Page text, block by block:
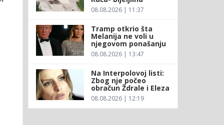
08.08.2026 | 11:37
Tramp otkrio šta
Melanija ne voli u
njegovom ponašanju
08.08.2026 | 13:47
Na Interpolovoj listi:
Zbog nje počeo
obračun Ždrale i Eleza
08.08.2026 | 12:19